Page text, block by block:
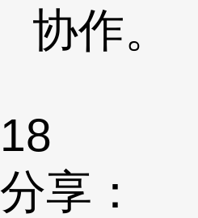
协作。
18
分享：